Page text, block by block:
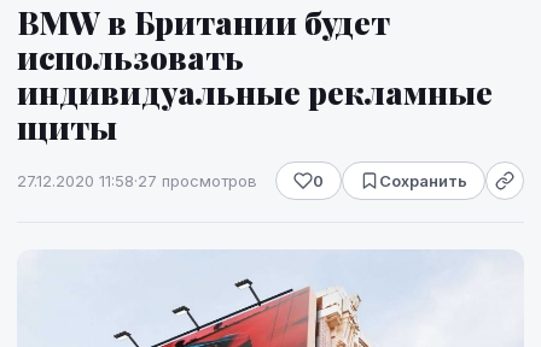
Прогноз погоды
BMW в Британии будет
использовать
индивидуальные рекламные
щиты
27.12.2020 11:58·27 просмотров 0 Сохранить